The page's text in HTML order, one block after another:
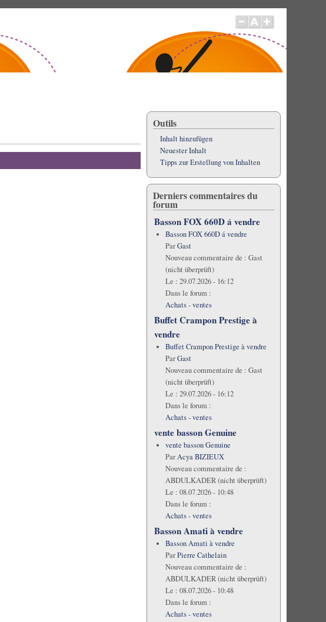
Outils
Inhalt hinzufügen
Neuester Inhalt
Tipps zur Erstellung von Inhalten
Derniers commentaires du
forum
Basson FOX 660D á vendre
Basson FOX 660D á vendre
ParGast
Nouveau commentaire de : Gast
(nicht überprüft)
Le : 29.07.2026 - 16:12
Dans le forum :
Achats - ventes
Buffet Crampon Prestige à
vendre
Buffet Crampon Prestige à vendre
ParGast
Nouveau commentaire de : Gast
(nicht überprüft)
Le : 29.07.2026 - 16:12
Dans le forum :
Achats - ventes
vente basson Genuine
vente basson Genuine
ParAcya BIZIEUX
Nouveau commentaire de :
ABDULKADER (nicht überprüft)
Le : 08.07.2026 - 10:48
Dans le forum :
Achats - ventes
Basson Amati à vendre
Basson Amati à vendre
ParPierre Cathelain
Nouveau commentaire de :
ABDULKADER (nicht überprüft)
Le : 08.07.2026 - 10:48
Dans le forum :
Achats - ventes